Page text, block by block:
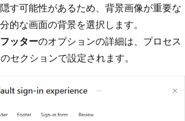
す可能性があるため、背景画像が重要な
的な画面の背景を選択します。
フッターのオプションの詳細は、プロセス
セクションで設定されます。